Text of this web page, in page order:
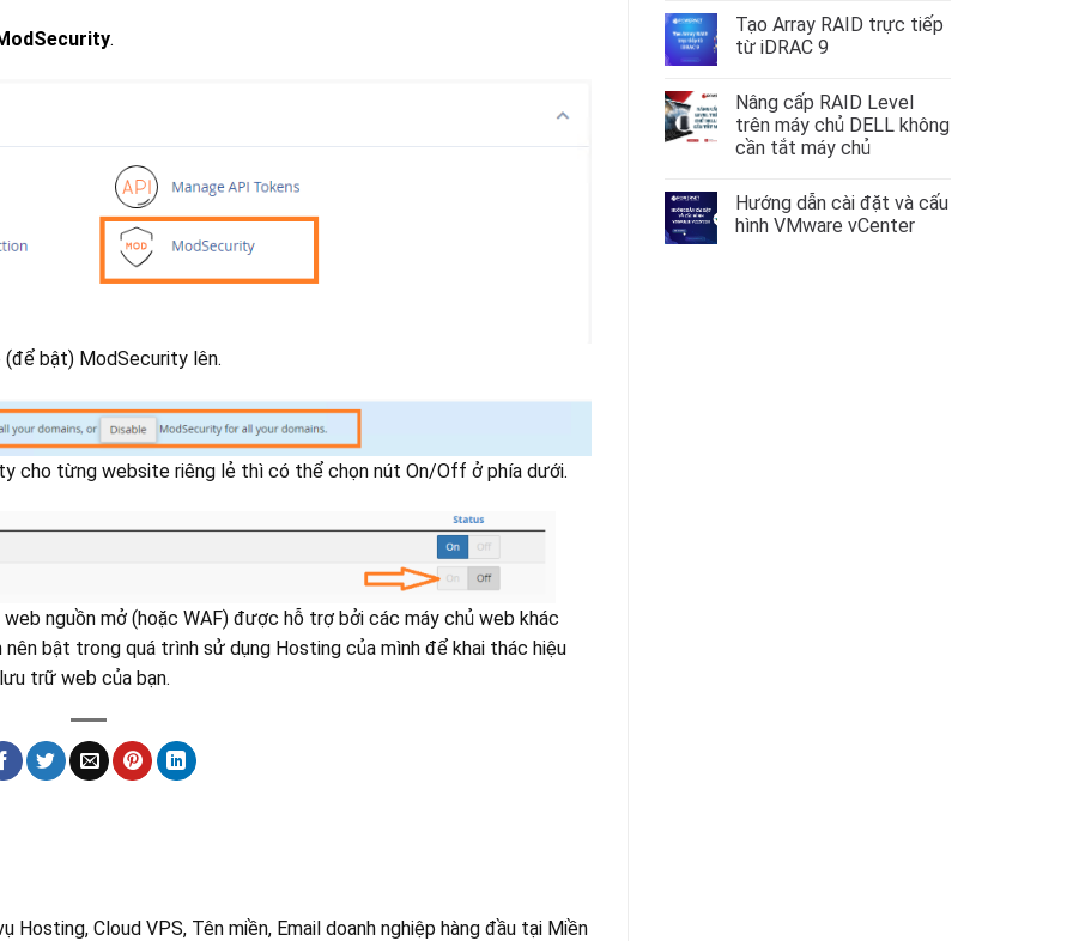
.
(để bật) ModSecurity lên.
cho từng website riêng lẻ thì có thể chọn nút On/Off ở phía dưới.
nguồn mở (hoặc WAF) được hỗ trợ bởi các máy chủ web khác
nên bật trong quá trình sử dụng Hosting của mình để khai thác hiệu
trữ web của bạn.
Hosting, Cloud VPS, Tên miền, Email doanh nghiệp hàng đầu tại Miền
cấu
hình
VLAN
AlmaLinux
–
RockyLinux
9
bình
luận
ở
Volume
Group
LVM
không
liệu
Tạo Array RAID trực tiếp
từ iDRAC 9
bình
luận
ở
Tạo
trực
tiếp
từ
Nâng cấp RAID Level
trên máy chủ DELL không
cần tắt máy chủ
bình
luận
ở
Hướng dẫn cài đặt và cấu
hình VMware vCenter